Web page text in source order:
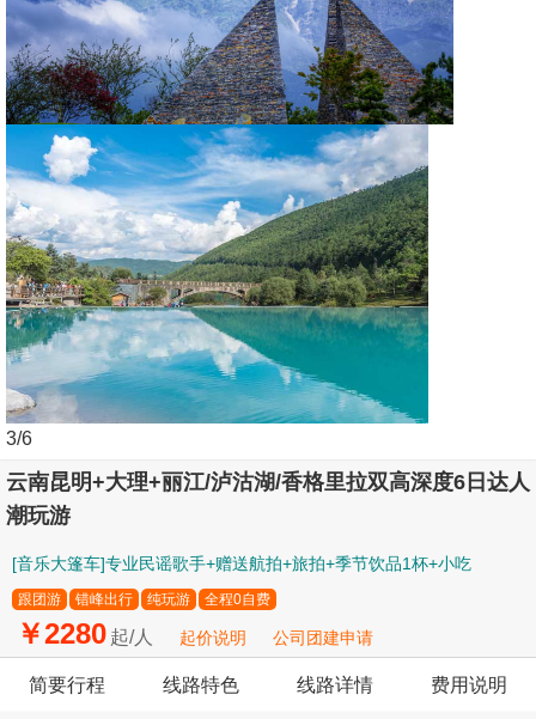
3/6
云南昆明+大理+丽江/泸沽湖/香格里拉双高深度6日达人
潮玩游
[音乐大篷车]专业民谣歌手+赠送航拍+旅拍+季节饮品1杯+小吃
跟团游 错峰出行 纯玩游 全程0自费
￥2280 起/人 起价说明 公司团建申请
简要行程 线路特色 线路详情 费用说明